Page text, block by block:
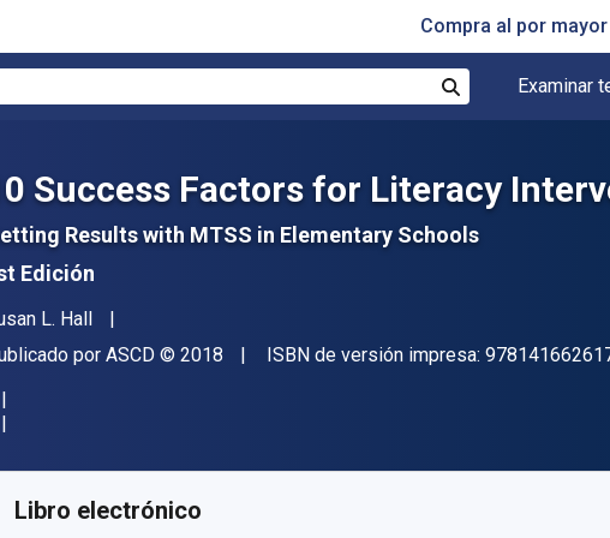
Compra al por mayor
Examinar
Success Factors for Literacy
Results with MTSS in Elementary Schools
Edición
L. Hall
por ASCD Copyright
© 2018 ISBN de versión impresa:
de referencia:
Libro electrónico